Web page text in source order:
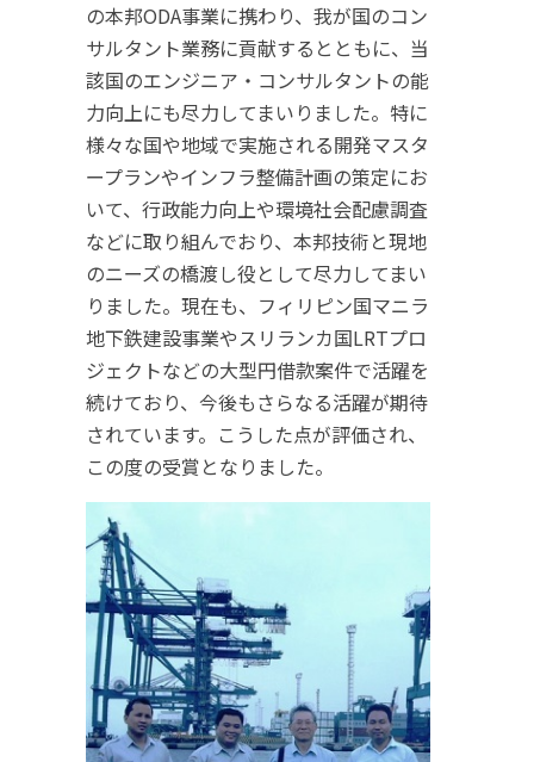
の本邦ODA事業に携わり、我が国のコン
サルタント業務に貢献するとともに、当
該国のエンジニア・コンサルタントの能
力向上にも尽力してまいりました。特に
様々な国や地域で実施される開発マスタ
ープランやインフラ整備計画の策定にお
いて、行政能力向上や環境社会配慮調査
などに取り組んでおり、本邦技術と現地
のニーズの橋渡し役として尽力してまい
りました。現在も、フィリピン国マニラ
地下鉄建設事業やスリランカ国LRTプロ
ジェクトなどの大型円借款案件で活躍を
続けており、今後もさらなる活躍が期待
されています。こうした点が評価され、
この度の受賞となりました。